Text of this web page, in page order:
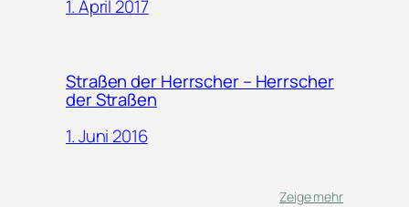
1. April 2017
Straßen der Herrscher – Herrscher
der Straßen
1. Juni 2016
Zeige mehr